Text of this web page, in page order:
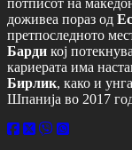
доживеа пораз од
претпоследното
Барди кој
кариерата има
Бирлик, како и
Шпанија во 2017